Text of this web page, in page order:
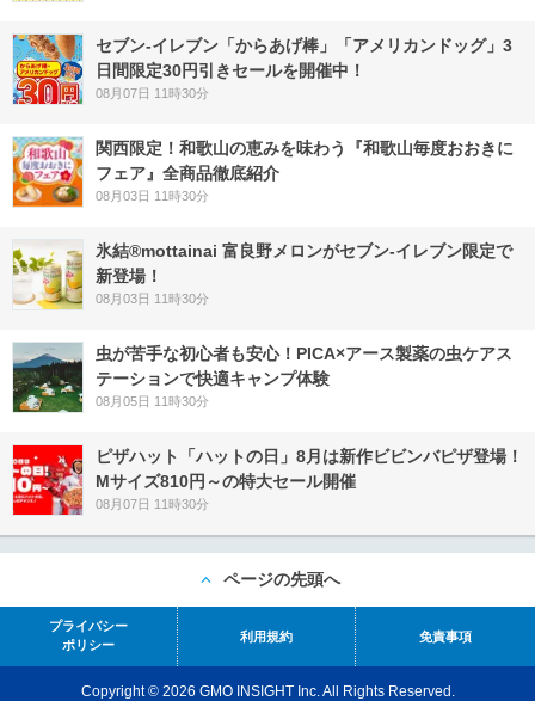
セブン‐イレブン「からあげ棒」「アメリカンドッグ」3
日間限定30円引きセールを開催中！
08月07日 11時30分
関西限定！和歌山の恵みを味わう『和歌山毎度おおきに
フェア』全商品徹底紹介
08月03日 11時30分
氷結®mottainai 富良野メロンがセブン‐イレブン限定で
新登場！
08月03日 11時30分
虫が苦手な初心者も安心！PICA×アース製薬の虫ケアス
テーションで快適キャンプ体験
08月05日 11時30分
ピザハット「ハットの日」8月は新作ビビンバピザ登場！
Mサイズ810円～の特大セール開催
08月07日 11時30分
ページの先頭へ
プライバシー
ポリシー
利用規約 免責事項
Copyright © 2026 GMO INSIGHT Inc. All Rights Reserved.